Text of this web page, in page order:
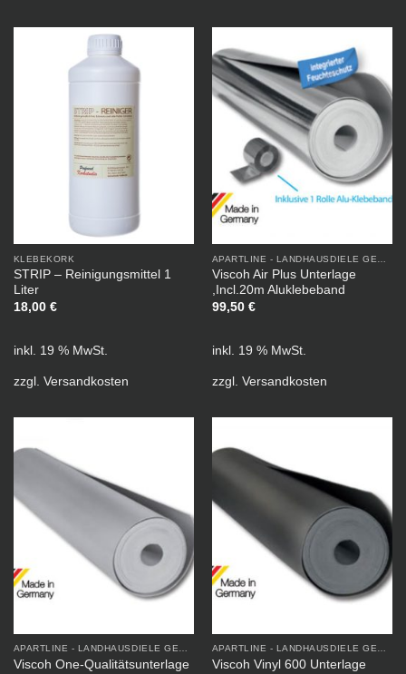
KLEBEKORK
STRIP – Reinigungsmittel 1
Liter
18,00 €
inkl. 19 % MwSt.
zzgl. Versandkosten
Viscoh Air Plus Unterlage
,Incl.20m Aluklebeband
99,50 €
inkl. 19 % MwSt.
zzgl. Versandkosten
Viscoh One-Qualitätsunterlage Viscoh Vinyl 600 Unterlage